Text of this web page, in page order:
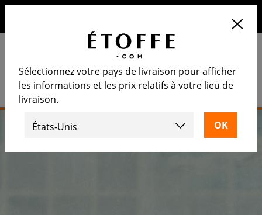
Sélectionnez votre pays de livraison pour afficher
les informations et les prix relatifs à votre lieu de
livraison.